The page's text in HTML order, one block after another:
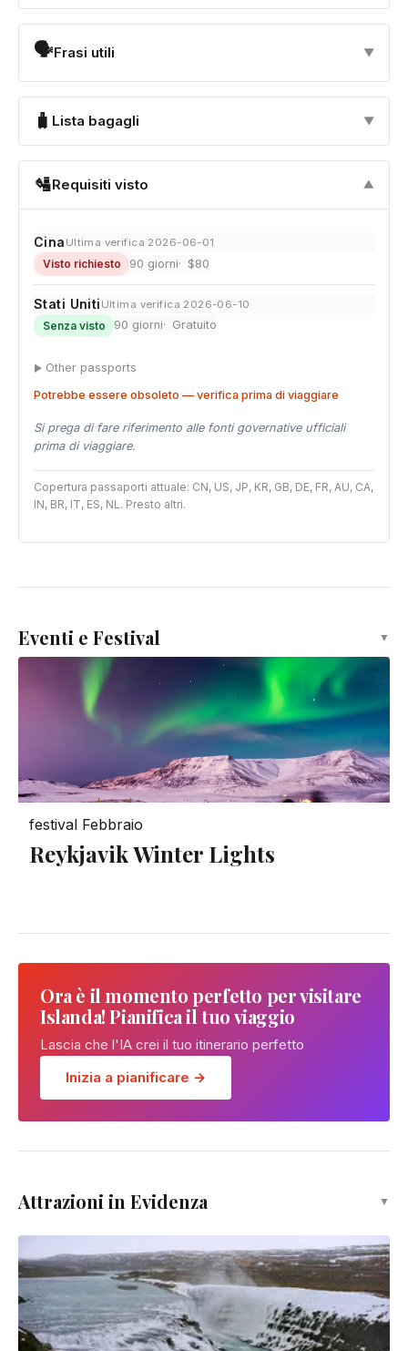
🗣Frasi utili ▼
🧳 Lista bagagli ▼
🛂Requisiti visto ▼
Cina Ultima verifica 2026-06-01
Visto richiesto 90 giorni $80
Stati Uniti Ultima verifica 2026-06-10
Senza visto 90 giorni Gratuito
Other passports
Potrebbe essere obsoleto — verifica prima di viaggiare
Si prega di fare riferimento alle fonti governative ufficiali
prima di viaggiare.
Copertura passaporti attuale: CN, US, JP, KR, GB, DE, FR, AU, CA,
IN, BR, IT, ES, NL. Presto altri.
Eventi e Festival ▼
festival Febbraio
Reykjavik Winter Lights
Ora è il momento perfetto per visitare
Islanda! Pianifica il tuo viaggio
Lascia che l'IA crei il tuo itinerario perfetto
Inizia a pianificare →
Attrazioni in Evidenza ▼